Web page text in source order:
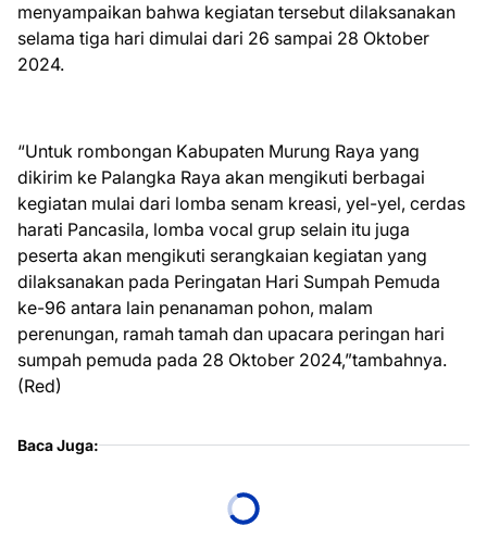
menyampaikan bahwa kegiatan tersebut dilaksanakan
selama tiga hari dimulai dari 26 sampai 28 Oktober
2024.
“Untuk rombongan Kabupaten Murung Raya yang
dikirim ke Palangka Raya akan mengikuti berbagai
kegiatan mulai dari lomba senam kreasi, yel-yel, cerdas
harati Pancasila, lomba vocal grup selain itu juga
peserta akan mengikuti serangkaian kegiatan yang
dilaksanakan pada Peringatan Hari Sumpah Pemuda
ke-96 antara lain penanaman pohon, malam
perenungan, ramah tamah dan upacara peringan hari
sumpah pemuda pada 28 Oktober 2024,”tambahnya.
(Red)
Baca Juga: